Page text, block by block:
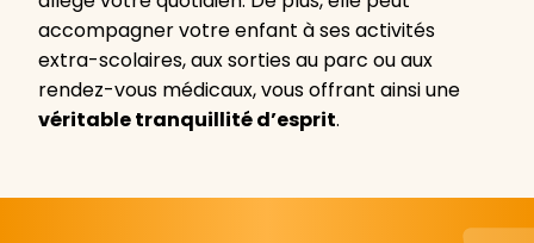
accompagner votre enfant à ses activités
extra-scolaires, aux sorties au parc ou aux
rendez-vous médicaux, vous offrant ainsi une
véritable tranquillité d’esprit.